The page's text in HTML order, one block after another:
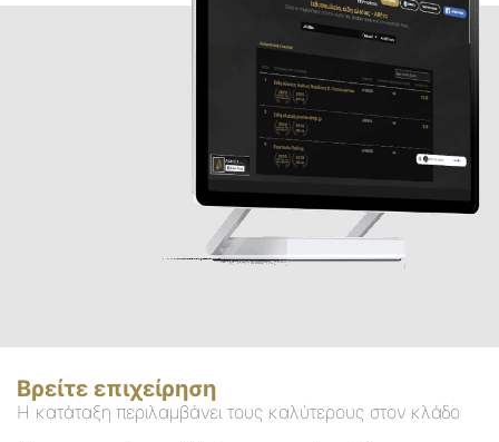
Βρείτε επιχείρηση
Η κατάταξη περιλαμβάνει τους καλύτερους στον κλάδο